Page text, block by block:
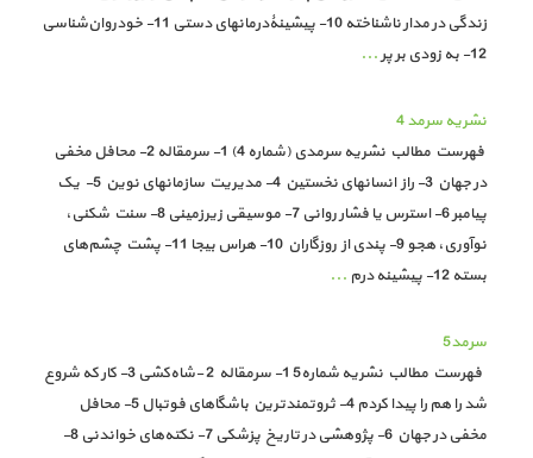
زندگی در مدار ناشناخته 10- پیشینۀدرمانهای دستی 11- خودروان‌شناسی
12- به زودی بر پر
...
نشریه سرمد 4
فهرست مطالب نشریه سرمدی (شماره 4) 1- سرمقاله 2- محافل مخفی
در جهان 3- راز انسانهای نخستین 4- مدیریت سازمانهای نوین 5- یک
پیامبر 6- استرس یا فشار روانی 7- موسیقی زیرزمینی 8- سنت شکنی‌،
نوآوری، هجو 9- پندی از روزگاران 10- هراس بیجا 11- پشت چشم‌های
بسته 12- پیشینه درم
...
سرمد5
فهرست مطالب نشریه شماره5 1- سرمقاله 2 -شاه‌کشی 3- کار که شروع
شد را هم را پیدا کردم 4- ثروتمندترین باشگاهای فوتبال 5- محافل
مخفی در جهان 6- پژوهشی در تاریخ پزشکی 7- نکته‌های خواندنی 8-